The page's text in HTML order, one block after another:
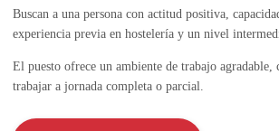
Buscan a una persona con actitud positiva,
experiencia previa en hostelería y un nivel
El puesto ofrece un ambiente de trabajo
trabajar a jornada completa o parcial.